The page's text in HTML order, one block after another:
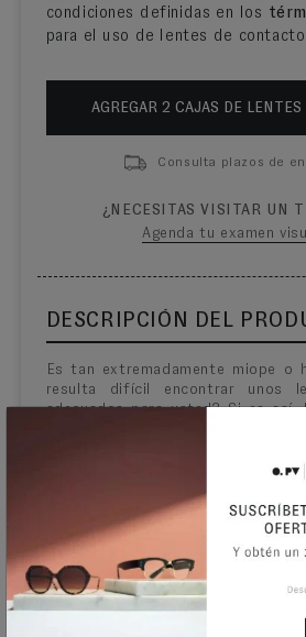
condiciones definidas en los
para el uso de lentes de contacto.
AGREGAR 2 CAJAS DE
Consulta plazos de
¿NECESITAS VISITAR UN
Agenda tu examen
DESCRIPCIÓN DEL
Es tan extremadamente miope o
resulta difícil encontrar unos
adecuados para usted? Si es
Biofinity® XR (extra rango) de
Los lentes Biofinity XR
mismo confort e idéntico
los lentes esféricos Biofinity
noches y siete días de uso
INFORMACIÓN ADICIONAL